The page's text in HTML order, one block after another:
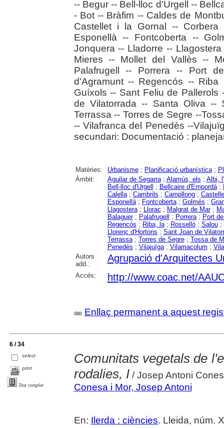
-- Begur -- Bell-lloc d'Urgell --
- Bot -- Bràfim -- Caldes de
Castellet i la Gornal --
Esponellà -- Fontcoberta --
Jonquera -- Lladorre --
Mieres -- Mollet del Vallès --
Palafrugell -- Porrera -- Port
d'Agramunt -- Regencós --
Guíxols -- Sant Feliu de
de Vilatorrada -- Santa Oliva
Terrassa -- Torres de Segre --
-- Vilafranca del Penedès --
secundari: Documentació :
Matèries: Urbanisme; Planificació urbanística;
Àmbit:
Aguilar de Segarra; Alamús, els ; Albi, l'
Bell-lloc d'Urgell
; Bellcaire d'Empordà;
Calella; Cambrils ; Campllong;
Esponellà; Fontcoberta; Golmés ;
Llagostera; Llorac ; Malgrat de Mar;
Balaguer; Palafrugell ; Porrera; Port
Regencós ; Riba, la; Rosselló; Salou;
Llorenç d'Hortons ; Sant Joan de
Terrassa; Torres de Segre; Tossa de
Penedès ; Vilajuïga; Vilamacolum ;
Autors
add.:
Agrupació d'Arquitectes
Accés: http://www.coac.net/
Enllaç permanent a aquest
6 / 34
select
print
Text complet
Comunitats vegetals de
rodalies, I/ Josep Antoni
Conesa i Mor, Josep Antoni
En: Ilerda : ciències. Lleida, núm.